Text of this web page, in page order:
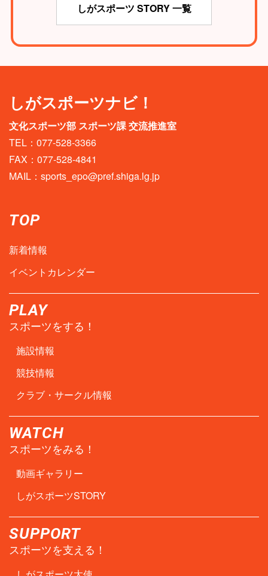
しがスポーツ STORY 一覧
しがスポーツナビ！
文化スポーツ部 スポーツ課 交流推進室
TEL：077-528-3366
FAX：077-528-4841
MAIL： sports_epo@pref.shiga.lg.jp
TOP
新着情報
イベントカレンダー
PLAY
スポーツをする！
施設情報
競技情報
クラブ・サークル情報
WATCH
スポーツをみる！
動画ギャラリー
しがスポーツSTORY
SUPPORT
スポーツを支える！